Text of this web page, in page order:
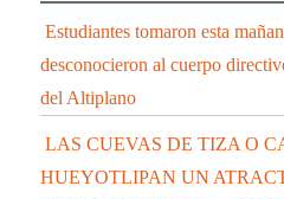
Estudiantes tomaron esta
desconocieron al cuerpo
del Altiplano
LAS CUEVAS DE TIZA O
HUEYOTLIPAN UN